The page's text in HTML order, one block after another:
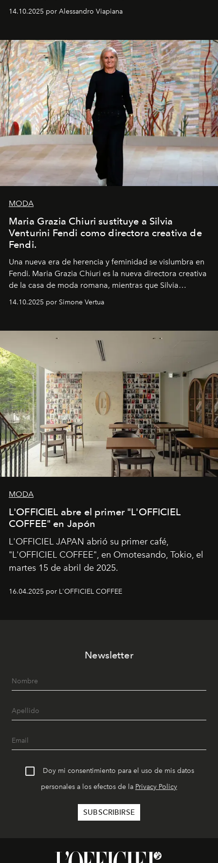
demasiado en cómo me perciben. Creo que es una
pérdida de tiempo", afirma.
14.10.2025 por Alessandro Viapiana
MODA
Maria Grazia Chiuri sustituye a Silvia
Venturini Fendi como directora creativa de
Fendi.
Una nueva era de herencia y feminidad se vislumbra en
Fendi. Maria Grazia Chiuri es la nueva directora creativa
de la casa de moda romana, mientras que Silvia
14.10.2025 por Simone Vertua
MODA
L'OFFICIEL abre el primer "L'OFFICIEL
COFFEE" en Japón
L'OFFICIEL JAPAN abrió su primer café,
"L'OFFICIEL COFFEE", en Omotesando, Tokio, el
martes 15 de abril de 2025.
16.04.2025 por L'OFFICIEL COFFEE
Newsletter
Doy mi consentimiento para el uso de mis datos
personales a los efectos de la Privacy Policy